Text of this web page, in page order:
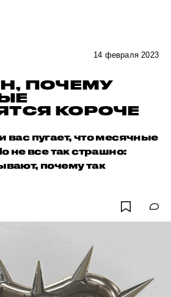
14 февраля 2023
ПОЧЕМУ
КОРОЧЕ
вас пугает, что месячные
не все так страшно:
почему так